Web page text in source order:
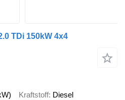
TDi 150kW 4x4
Kraftstoff Diesel